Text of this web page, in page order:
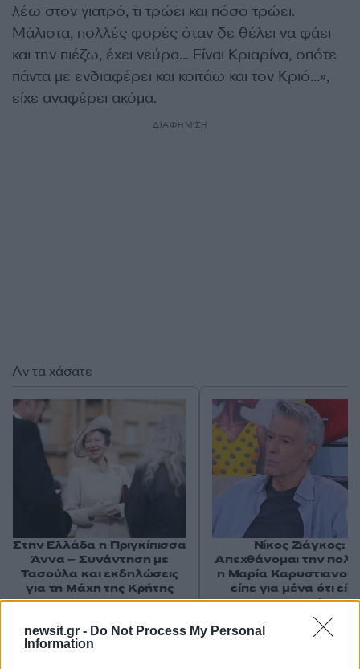
newsit.gr - Do Not Process My Personal
Information
λέω στον γιατρό, τι τρώει και πόσο τρώει.
Μάλιστα, πολλές φορές όταν δε θέλει να φάει
και την πιέζω, έχει νεύρα… Είναι Κριαρίνα, οπότε
πάντα με ενδιαφέρει και κοιτάω και τον Κριό…»,
είχε αναφέρει ακόμα.
ΔΙΑΦΗΜΙΣΗ
Αν τα χάσατε
Στην Ελλάδα η Πριγκίπισσα
Άννα – Συνάντηση με
Τασούλα και εκδηλώσεις
για τη Μάχη της Κρήτης
Νίκος Ζιάγκος:
Απεχθάνομαι την
η Μαρία Καρυστιανού
είπε για μένα ότι
«φυτευτός»